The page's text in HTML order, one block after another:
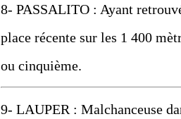
8- PASSALITO : Ayant
place récente sur les 1 400
ou cinquième.
9- LAUPER : Malchanceuse